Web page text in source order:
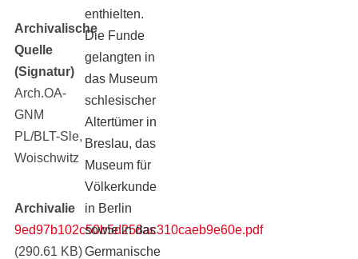
Archivalische
Quelle
(Signatur)
Arch.OA-
GNM
PL/BLT-Sle,
Woischwitz
Archivalie
9ed97b102c50b5d258ac310caeb9e60e.pdf
(290.61 KB)
enthielten.
Die Funde
gelangten in
das Museum
schlesischer
Altertümer in
Breslau, das
Museum für
Völkerkunde
in Berlin
sowie in das
Germanische